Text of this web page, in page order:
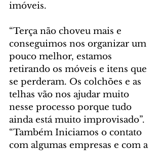
imóveis.
“Terça não choveu mais e
conseguimos nos organizar um
pouco melhor, estamos
retirando os móveis e itens que
se perderam. Os colchões e as
telhas vão nos ajudar muito
nesse processo porque tudo
ainda está muito improvisado”.
“Também Iniciamos o contato
com algumas empresas e com a